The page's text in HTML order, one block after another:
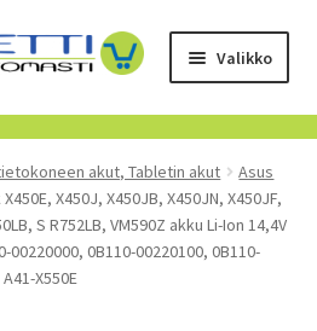
Valikko
akut, Tabletin akut
Asus
X450J, X450JB, X450JN, X450JF,
S R752LB, VM590Z akku Li-Ion 14,4V
00220000, 0B110-00220100, 0B110-
X550E